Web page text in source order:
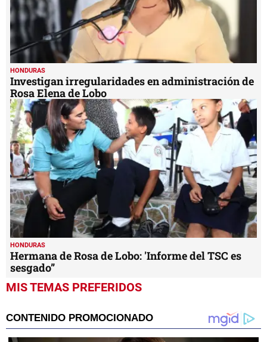
HONDURAS
Investigan irregularidades en administración de
Rosa Elena de Lobo
HONDURAS
Hermana de Rosa de Lobo: 'Informe del TSC es
sesgado”
MIS TEMAS PREFERIDOS